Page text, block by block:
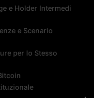
e Holder Intermedi
e Scenario
per lo Stesso